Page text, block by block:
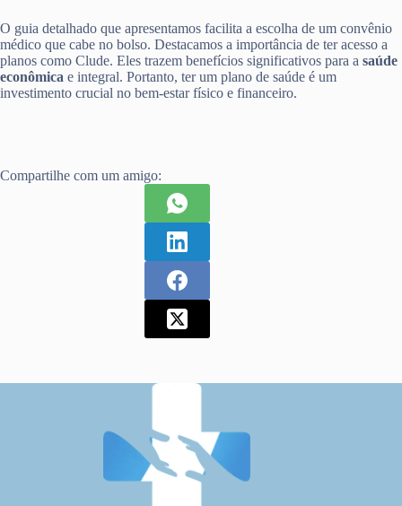
O guia detalhado que apresentamos facilita a escolha de um convênio
médico que cabe no bolso. Destacamos a importância de ter acesso a
planos como Clude. Eles trazem benefícios significativos para a saúde
econômica e integral. Portanto, ter um plano de saúde é um
investimento crucial no bem-estar físico e financeiro.
Compartilhe com um amigo: